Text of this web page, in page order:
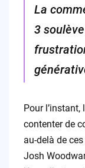
La
3
Pour
contenter de
au-delà de
Josh